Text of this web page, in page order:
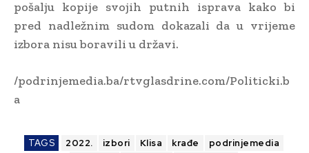
pošalju kopije svojih putnih isprava kako bi
pred nadležnim sudom dokazali da u vrijeme
izbora nisu boravili u državi.
/podrinjemedia.ba/rtvglasdrine.com/Politicki.b
a
TAGS 2022. izbori Klisa krađe
podrinjemedia